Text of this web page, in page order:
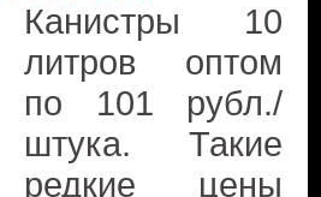
Канистры 10
литров оптом
по 101 рубл./
штука. Такие
редкие цены